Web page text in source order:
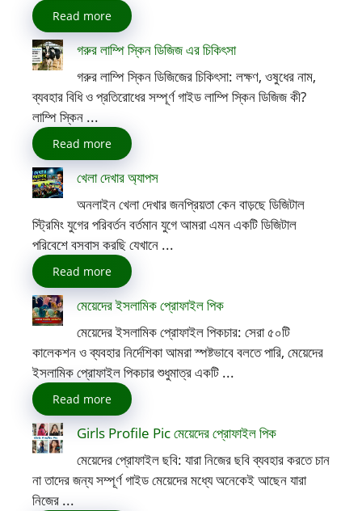
Read more
গরুর লাম্পি স্কিন ডিজিজ এর চিকিৎসা
গরুর লাম্পি স্কিন ডিজিজের চিকিৎসা: লক্ষণ, ওষুধের নাম,
ব্যবহার বিধি ও প্রতিরোধের সম্পূর্ণ গাইড লাম্পি স্কিন ডিজিজ কী?
লাম্পি স্কিন ...
Read more
খেলা দেখার অ্যাপস
অনলাইন খেলা দেখার জনপ্রিয়তা কেন বাড়ছে ডিজিটাল
স্ট্রিমিং যুগের পরিবর্তন বর্তমান যুগে আমরা এমন একটি ডিজিটাল
পরিবেশে বসবাস করছি যেখানে ...
Read more
মেয়েদের ইসলামিক প্রোফাইল পিক
মেয়েদের ইসলামিক প্রোফাইল পিকচার: সেরা ৫০টি
কালেকশন ও ব্যবহার নির্দেশিকা আমরা স্পষ্টভাবে বলতে পারি, মেয়েদের
ইসলামিক প্রোফাইল পিকচার শুধুমাত্র একটি ...
Read more
Girls Profile Pic মেয়েদের প্রোফাইল পিক
মেয়েদের প্রোফাইল ছবি: যারা নিজের ছবি ব্যবহার করতে চান
না তাদের জন্য সম্পূর্ণ গাইড মেয়েদের মধ্যে অনেকেই আছেন যারা
নিজের ...